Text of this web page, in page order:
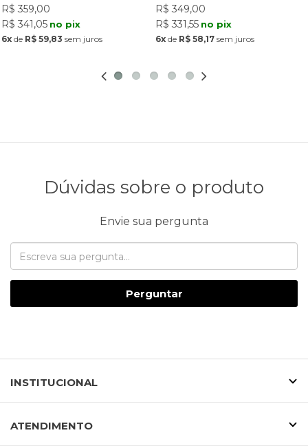
R$ 359,00
R$ 341,05 no pix
6x de R$ 59,83 sem juros
R$ 349,00
R$ 331,55 no pix
6x de R$ 58,17 sem juros
Dúvidas sobre o produto
Envie sua pergunta
Perguntar
INSTITUCIONAL
ATENDIMENTO